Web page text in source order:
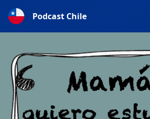
Podcast Chile